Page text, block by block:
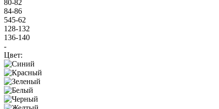
80-82
84-86
545-62
128-132
136-140
-
Цвет: